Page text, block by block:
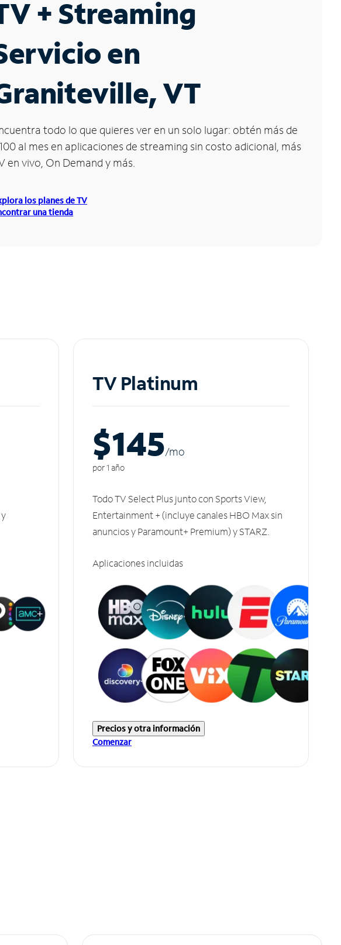
+ Streaming
en
VT
todo lo que quieres ver en un solo lugar: obtén más de
al mes en aplicaciones de streaming sin costo adicional, más
en vivo, On Demand y más.
los planes de TV
una tienda
TV Platinum
$145/mo
por 1 año
Todo TV Select Plus junto con Sports View,
Entertainment + (incluye canales HBO Max sin
anuncios y Paramount+ Premium) y STARZ.
Aplicaciones incluidas
Precios y otra información
Comenzar